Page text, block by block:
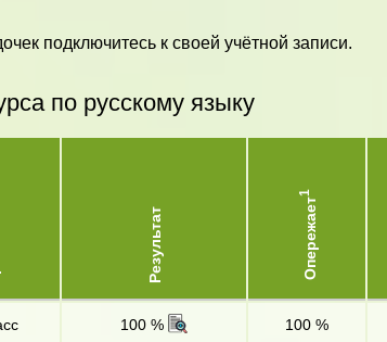
подключитесь к своей учётной записи.
по русскому языку
Результат Опережает
1
100 % 100 %